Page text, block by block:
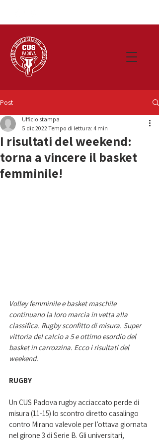
Post
I risultati del weekend:
torna a vincere il basket
femminile!
Ufficio stampa
5 dic 2022Tempo di lettura: 4 min
Volley femminile e basket maschile
continuano la loro marcia in vetta alla
classifica. Rugby sconfitto di misura. Super
vittoria del calcio a 5 e ottimo esordio del
basket in carrozzina. Ecco i risultati del
weekend.
RUGBY
Un CUS Padova rugby acciaccato perde di
misura (11-15) lo scontro diretto casalingo
contro Mirano valevole per l’ottava giornata
nel girone 3 di Serie B. Gli universitari,